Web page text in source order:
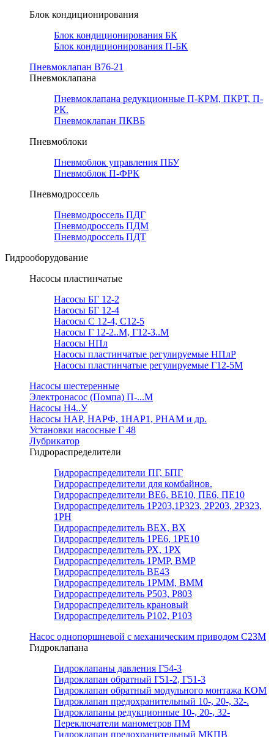
Блок кондиционирования
Блок кондиционирования БК
Блок кондиционирования П-БК
Пневмоклапан В76-21
Пневмоклапана
Пневмоклапана редукционные П-КРМ, ПКРТ, П-
РК.
Пневмоклапан ПКВБ
Пневмоблоки
Пневмоблок управления ПБУ
Пневмоблок П-ФРК
Пневмодроссель
Пневмодроссель ПДГ
Пневмодроссель ПДМ
Пневмодроссель ПДТ
Гидрооборудование
Насосы пластинчатые
Насосы БГ 12-2
Насосы БГ 12-4
Насосы С 12-4, С12-5
Насосы Г 12-2..М, Г12-3..М
Насосы НПл
Насосы пластинчатые регулируемые НПлР
Насосы пластинчатые регулируемые Г12-5М
Насосы шестеренные
Электронасос (Помпа) П-...М
Насосы Н4..У
Насосы НАР, НАРФ, 1НАР1, РНАМ и др.
Установки насосные Г 48
Лубрикатор
Гидрораспределители
Гидрораспределители ПГ, БПГ
Гидрораспределители для комбайнов.
Гидрораспределители ВЕ6, ВЕ10, ПЕ6, ПЕ10
Гидрораспределитель 1Р203,1Р323, 2Р203, 2Р323,
1РН
Гидрораспределитель ВЕХ, ВХ
Гидрораспределитель 1РЕ6, 1РЕ10
Гидрораспределитель РХ, 1РХ
Гидрораспределитель 1РМР, ВМР
Гидрораспределитель ВЕ43
Гидрораспределитель 1РММ, ВММ
Гидрораспределитель Р503, Р803
Гидрораспределитель крановый
Гидрораспределитель Р102, Р103
Насос однопоршневой с механическим приводом С23М
Гидроклапана
Гидроклапаны давления Г54-3
Гидроклапан обратный Г51-2, Г51-3
Гидроклапан обратный модульного монтажа КОМ
Гидроклапан предохранительный 10-, 20-, 32-.
Гидроклапаны редукционные 10-, 20-, 32-
Переключатели манометров ПМ
Гидроклапан предохранительный МКПВ